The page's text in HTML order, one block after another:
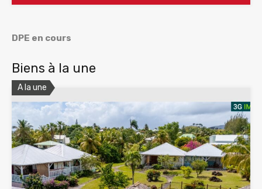
DPE en cours
Biens à la une
A la une